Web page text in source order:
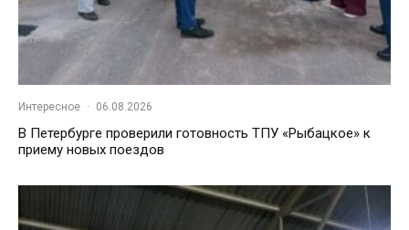
Интересное · 06.08.2026
В Петербурге проверили готовность ТПУ «Рыбацкое» к
приему новых поездов